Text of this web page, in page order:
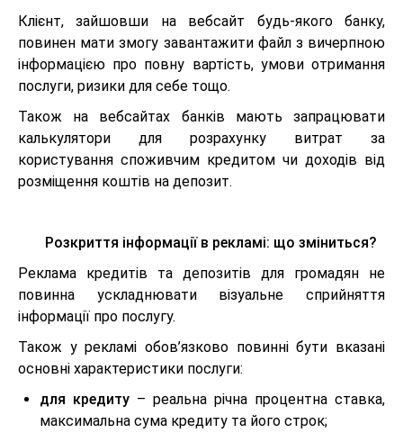
Клієнт, зайшовши на вебсайт будь-якого банку,
повинен мати змогу завантажити файл з вичерпною
інформацією про повну вартість, умови отримання
послуги, ризики для себе тощо.
Також на вебсайтах банків мають запрацювати
калькулятори для розрахунку витрат за
користування споживчим кредитом чи доходів від
розміщення коштів на депозит.
Розкриття інформації в рекламі: що зміниться?
Реклама кредитів та депозитів для громадян не
повинна ускладнювати візуальне сприйняття
інформації про послугу.
Також у рекламі обов’язково повинні бути вказані
основні характеристики послуги:
для кредиту – реальна річна процентна ставка,
максимальна сума кредиту та його строк;